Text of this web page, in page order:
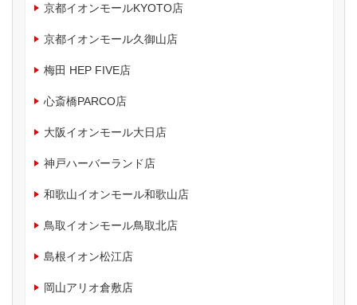
京都イオンモールKYOTO店
京都イオンモール久御山店
梅田 HEP FIVE店
心斎橋PARCO店
大阪イオンモール大日店
神戸ハーバーランド店
和歌山イオンモール和歌山店
鳥取イオンモール鳥取北店
島根イオン松江店
岡山アリオ倉敷店